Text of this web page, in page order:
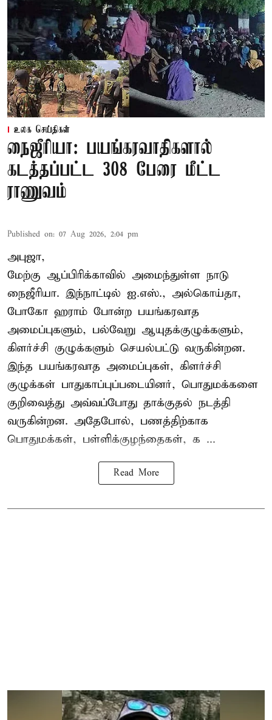
உலக செய்திகள்
நைஜீரியா: பயங்கரவாதிகளால்
கடத்தப்பட்ட 308 பேரை மீட்ட
ராணுவம்
Published on: 07 Aug 2026, 2:04 pm
அபுஜா,
மேற்கு ஆப்பிரிக்காவில் அமைந்துள்ள நாடு
நைஜீரியா. இந்நாட்டில் ஐ.எஸ்., அல்கொய்தா,
போகோ ஹராம் போன்ற பயங்கரவாத
அமைப்புகளும், பல்வேறு ஆயுதக்குழுக்களும்,
கிளர்ச்சி குழுக்களும் செயல்பட்டு வருகின்றன.
இந்த பயங்கரவாத அமைப்புகள், கிளர்ச்சி
குழுக்கள் பாதுகாப்புப்படையினர், பொதுமக்களை
குறிவைத்து அவ்வப்போது தாக்குதல் நடத்தி
வருகின்றன. அதேபோல், பணத்திற்காக
பொதுமக்கள், பள்ளிக்குழந்தைகள், க ...
Read More